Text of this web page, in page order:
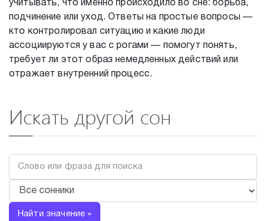
учитывать, что именно происходило во сне: борьба,
подчинение или уход. Ответы на простые вопросы —
кто контролировал ситуацию и какие люди
ассоциируются у вас с рогами — помогут понять,
требует ли этот образ немедленных действий или
отражает внутренний процесс.
Искать другой сон
Найти значение »